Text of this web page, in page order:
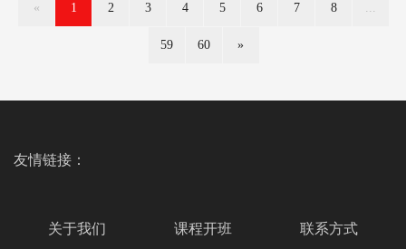
« 1 2 3 4 5 6 7 8 ...
59 60 »
友情链接：
关于我们 课程开班 联系方式